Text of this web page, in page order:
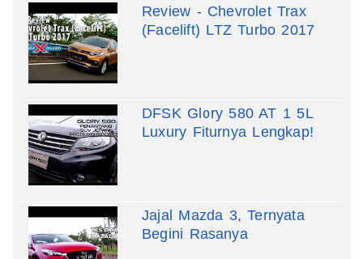
Review - Chevrolet Trax
(Facelift) LTZ Turbo 2017
DFSK Glory 580 AT 1 5L
Luxury Fiturnya Lengkap!
Jajal Mazda 3, Ternyata
Begini Rasanya